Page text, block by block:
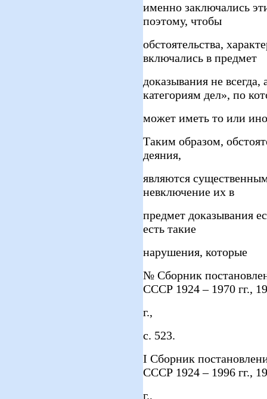
именно заключались
поэтому, чтобы
обстоятельства,
включались в предмет
доказывания не
категориям дел», по
может иметь то или
Таким образом,
деяния,
являются
невключение их в
предмет доказывания
есть такие
нарушения, которые
№ Сборник
СССР 1924 – 1970 гг.,
г.,
с. 523.
І Сборник
СССР 1924 – 1996 гг.,
г.,